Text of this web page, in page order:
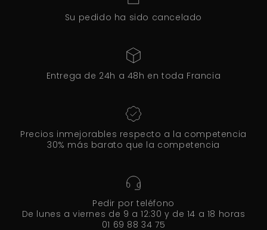
Su pedido ha sido cancelado
Entrega de 24h a 48h en toda Francia
Precios inmejorables respecto a la competencia
30% más barato que la competencia
Pedir por teléfono
De lunes a viernes de 9 a 12:30 y de 14 a 18 horas
01 69 88 34 75